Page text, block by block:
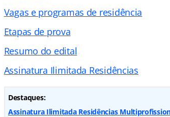
Vagas e programas de residência
Etapas de prova
Resumo do edital
Assinatura Ilimitada Residências
Destaques:
Assinatura Ilimitada Residências